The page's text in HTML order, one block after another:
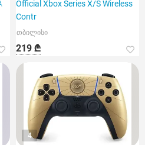
Official Xbox Series X/S Wireless
Contr
თბილისი
219 ₾
4